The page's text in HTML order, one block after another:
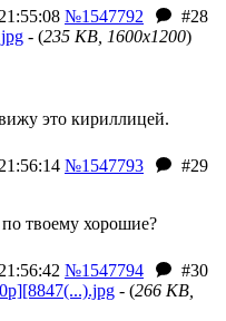
№1547792
#28
- (235 KB, 1600x1200)
это кириллицей.
№1547793
#29
твоему хорошие?
№1547794
#30
- (266 KB,